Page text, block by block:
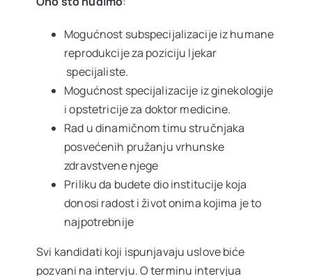
Mogućnost subspecijalizacije iz humane
reprodukcije za poziciju ljekar
specijaliste.
Mogućnost specijalizacije iz ginekologije
i opstetricije za doktor medicine.
Rad u dinamičnom timu stručnjaka
posvećenih pružanju vrhunske
zdravstvene njege
Priliku da budete dio institucije koja
donosi radost i život onima kojima je to
najpotrebnije
Svi kandidati koji ispunjavaju uslove biće
pozvani na intervju. O terminu intervjua